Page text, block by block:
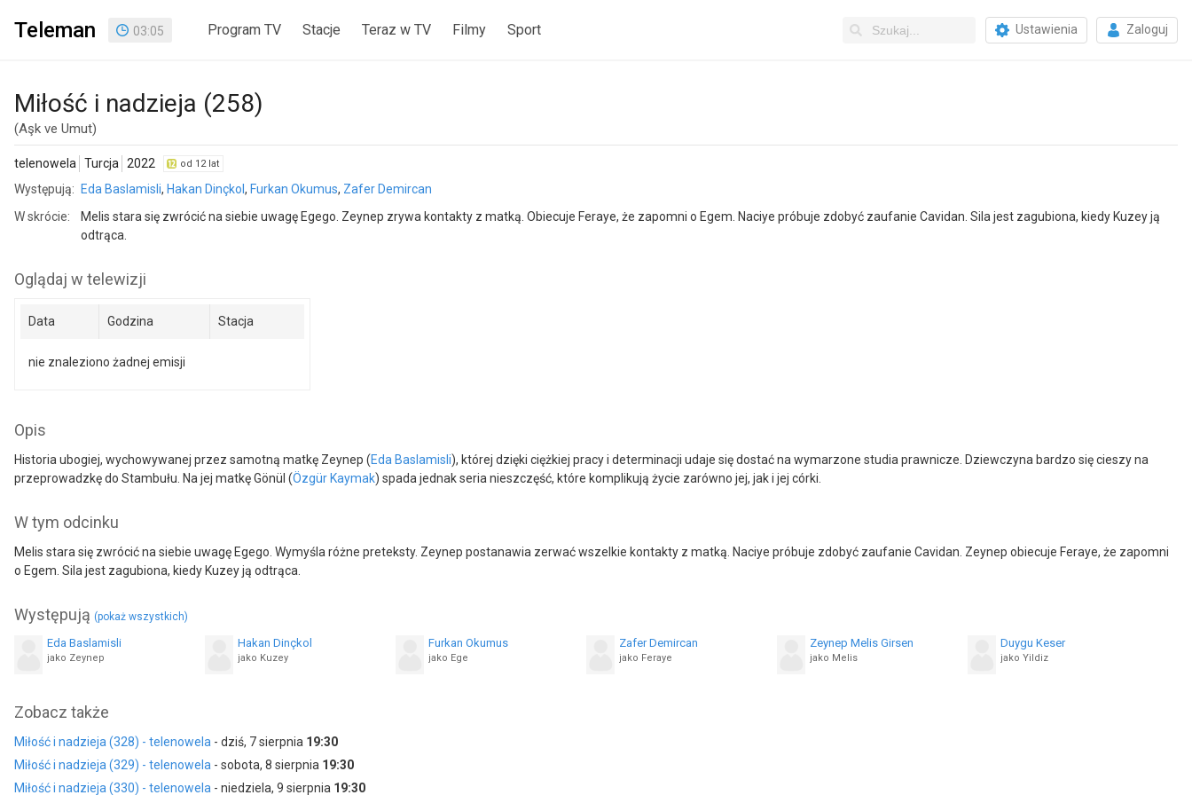
Teleman 03:05 Program TV Stacje Teraz w TV Filmy Sport Ustawienia Zaloguj
Miłość i nadzieja (258)
(Aşk ve Umut)
telenowela Turcja 2022 od 12 lat
Występują: Eda Baslamisli, Hakan Dinçkol , Furkan Okumus, Zafer Demircan
W skrócie:
Melis stara się zwrócić na siebie uwagę Egego. Zeynep zrywa kontakty z matką. Obiecuje Feraye, że zapomni o Egem. Naciye próbuje zdobyć zaufanie Cavidan. Sila jest zagubiona, kiedy Kuzey ją
odtrąca.
Oglądaj w telewizji
Data Godzina Stacja
nie znaleziono żadnej emisji
Opis
Historia ubogiej, wychowywanej przez samotną matkę Zeynep (Eda Baslamisli), której dzięki ciężkiej pracy i determinacji udaje się dostać na wymarzone studia prawnicze. Dziewczyna bardzo się cieszy na
przeprowadzkę do Stambułu. Na jej matkę Gönül (Özgür Kaymak) spada jednak seria nieszczęść, które komplikują życie zarówno jej, jak i jej córki.
W tym odcinku
Melis stara się zwrócić na siebie uwagę Egego. Wymyśla różne preteksty. Zeynep postanawia zerwać wszelkie kontakty z matką. Naciye próbuje zdobyć zaufanie Cavidan. Zeynep obiecuje Feraye, że zapomni
o Egem. Sila jest zagubiona, kiedy Kuzey ją odtrąca.
Występują (pokaż wszystkich)
Eda Baslamisli
jako Zeynep
Hakan Dinçkol
jako Kuzey
Furkan Okumus
jako Ege
Zafer Demircan
jako Feraye
Zeynep Melis Girsen
jako Melis
Duygu Keser
jako Yildiz
jako Gönül
Cemre Kurum
jako Elif
Aykut Ünal
jako Suat
Zobacz także
Miłość i nadzieja (328) - telenowela - dziś, 7 sierpnia 19:30
Miłość i nadzieja (329) - telenowela - sobota, 8 sierpnia 19:30
Miłość i nadzieja (330) - telenowela - niedziela, 9 sierpnia 19:30